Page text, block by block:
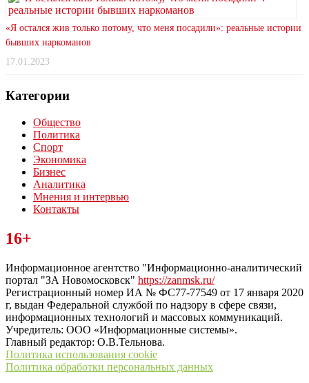
«Я остался жив только потому, что меня посадили»: реальные истории
бывших наркоманов
17.01.2023
Категории
Общество
Политика
Спорт
Экономика
Бизнес
Аналитика
Мнения и интервью
Контакты
Читайте последние новости дня в Тульской области на сайте
“ЗаНовомосковск”
16+
Информационное агентство "Информационно-аналитический
портал "ЗА Новомосковск" https://zanmsk.ru/
Регистрационный номер ИА № ФС77-77549 от 17 января 2020
г, выдан Федеральной службой по надзору в сфере связи,
информационных технологий и массовых коммуникаций.
Учредитель: ООО «Информационные системы».
Главный редактор: О.В.Тельнова.
Политика использования cookie
Политика обработки персональных данных